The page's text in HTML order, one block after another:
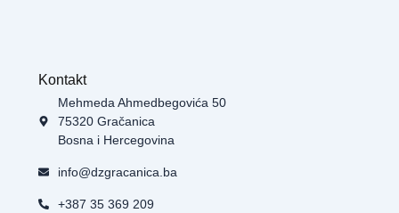
Kontakt
Mehmeda Ahmedbegovića 50
75320 Gračanica
Bosna i Hercegovina
info@dzgracanica.ba
+387 35 369 209